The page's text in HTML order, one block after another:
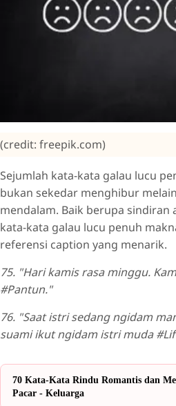
(credit: freepik.com)
Sejumlah kata-kata galau lucu
bukan sekedar menghibur
mendalam. Baik berupa sindiran
kata-kata galau lucu penuh
referensi caption yang menarik.
75. "Hari kamis rasa minggu.
#Pantun."
76. "Saat istri sedang ngidam
suami ikut ngidam istri muda
70 Kata-Kata Rindu Romantis dan
Pacar - Keluarga